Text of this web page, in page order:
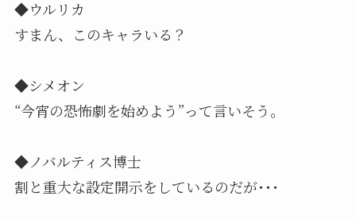
◆ウルリカ
すまん、このキャラいる？
◆シメオン
“今宵の恐怖劇を始めよう”って言いそう。
◆ノバルティス博士
割と重大な設定開示をしているのだが･･･